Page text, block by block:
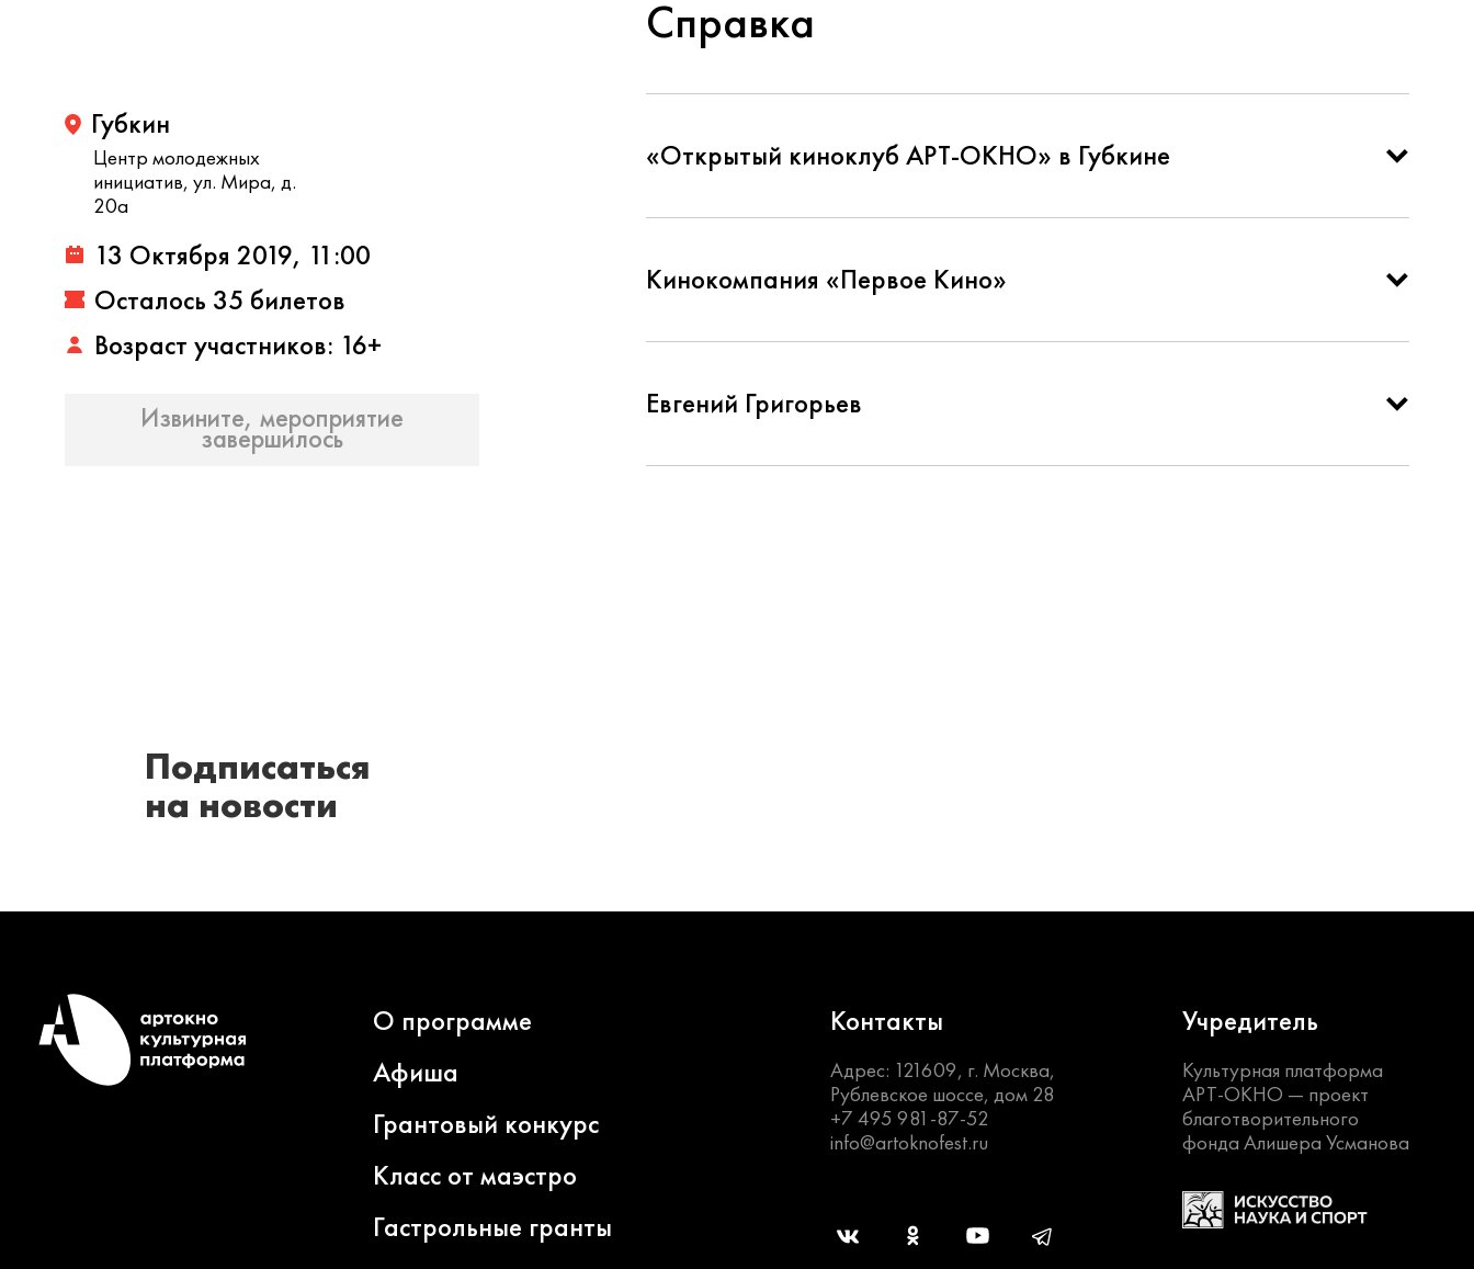
Губкин
Центр молодежных
инициатив, ул. Мира, д.
20а
13 Октября 2019, 11:00
Осталось 35 билетов
Возраст участников: 16+
Извините, мероприятие
завершилось
Справка
«Открытый киноклуб АРТ-ОКНО» в Губкине
Кинокомпания «Первое Кино»
Евгений Григорьев
Подписаться
на новости
О программе
Афиша
Грантовый конкурс
Класс от маэстро
Гастрольные гранты
Контакты
Адрес: 121609, г. Москва,
Рублевское шоссе, дом 28
+7 495 981-87-52
info@artoknofest.ru
Учредитель
Культурная платформа
АРТ-ОКНО — проект
благотворительного
фонда Алишера Усманова